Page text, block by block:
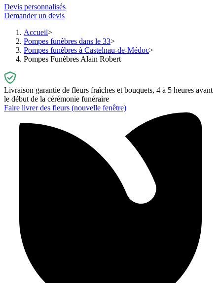
Devis personnalisés
Demander un devis
Accueil
Pompes funèbres dans le 33
Pompes funèbres à Castelnau-de-Médoc
Pompes Funèbres Alain Robert
Livraison garantie de fleurs fraîches et bouquets, 4 à 5 heures avant
le début de la cérémonie funéraire
Faire livrer des fleurs (nouvelle fenêtre)